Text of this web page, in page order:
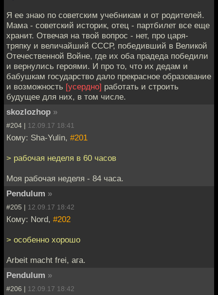
Я ее знаю по советским учебникам и от родителей.
Мама - советский историк, отец - партбилет все еще
хранит. Отвечая на твой вопрос - нет, про царя-
тряпку и величайший СССР, победивший в Великой
Отечественной Войне, где их оба прадеда победили
и вернулись героями. И про то, что их дедам и
бабушкам государство дало прекрасное образование
и возможность [усердно] работать и строить
будущее для них, в том числе.
skozlozhop »
#204 | 12.09.17 18:41
Кому: Sha-Yulin, #201
> рабочая неделя в 60 часов
Моя рабочая неделя - 84 часа.
Pendulum »
#205 | 12.09.17 18:42
Кому: Nord, #202
> особенно хорошо
Arbeit macht frei, ага.
Pendulum »
#206 | 12.09.17 18:42